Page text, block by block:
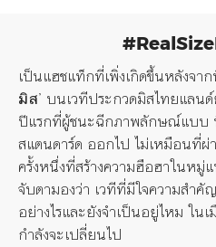
เป็นแฮชแท็กที่เพิ่งเกิดขึ้นหลังจาก
มิส’ บนเวทีประกวดมิสไทยแลนด์
ปีแรกที่ผู้ชนะฉีกภาพลักษณ์แบบ
สแตนดาร์ด ออกไป ไม่เหมือนที่ผ่
ครั้งหนึ่งที่สร้างความฮือฮาในหมู่
จับตามองว่า เวทีที่มีใจความสำคั
อย่างไรและยังจำเป็นอยู่ไหม ใน
กำลังจะเปลี่ยนไป